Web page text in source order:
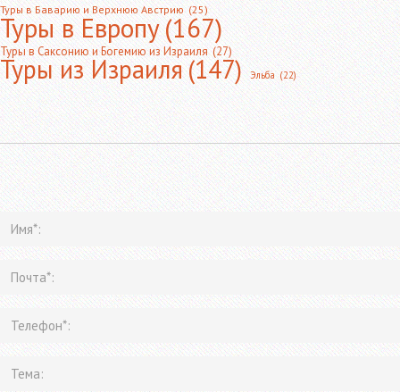
Туры в Баварию и Верхнюю Австрию (25)
Туры в Европу(167)
Туры в Саксонию и Богемию из Израиля (27)
Туры из Израиля(147) Эльба (22)